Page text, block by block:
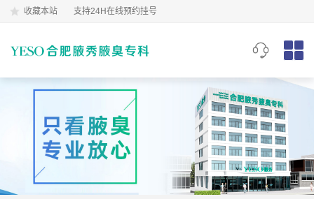
收藏本站 支持24H在线预约挂号